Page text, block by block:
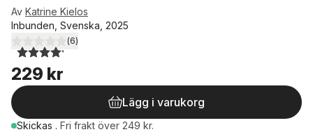
Av Katrine Kielos
Inbunden, Svenska, 2025
4,2utav 5 stjärnor. Totalt antal röster:
(6)
229 kr
Lägg i varukorg
Skickas . Fri frakt över 249 kr.